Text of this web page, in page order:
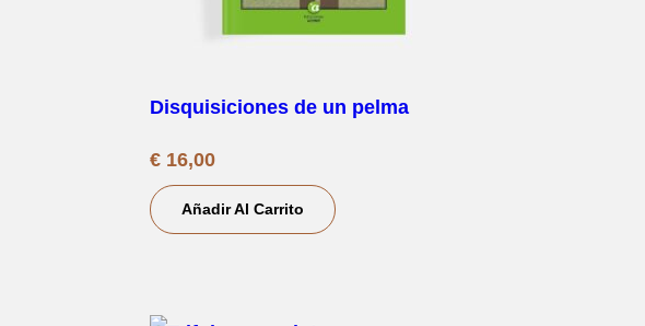
Disquisiciones de un pelma
€16,00
Añadir Al Carrito